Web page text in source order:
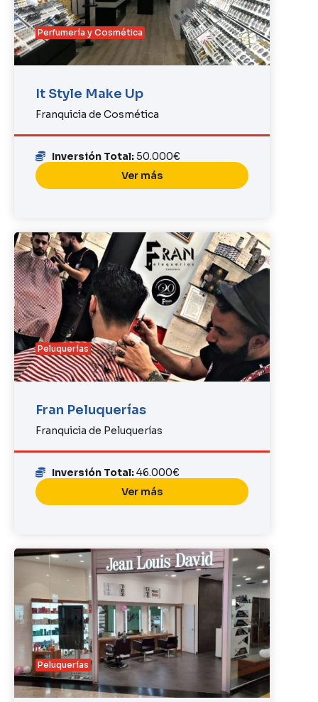
Perfumería y Cosmética
It Style Make Up
Franquicia de Cosmética
Inversión Total:50.000€
Ver más
Peluquerías
Fran Peluquerías
Franquicia de Peluquerías
Inversión Total:46.000€
Ver más
Peluquerías